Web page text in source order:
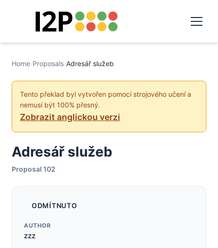
Home/Proposals/Adresář služeb
Tento překlad byl vytvořen pomocí strojového učení a
nemusí být 100% přesný.
Zobrazit anglickou verzi
Adresář služeb
Proposal 102
ODMÍTNUTO
AUTHOR
zzz